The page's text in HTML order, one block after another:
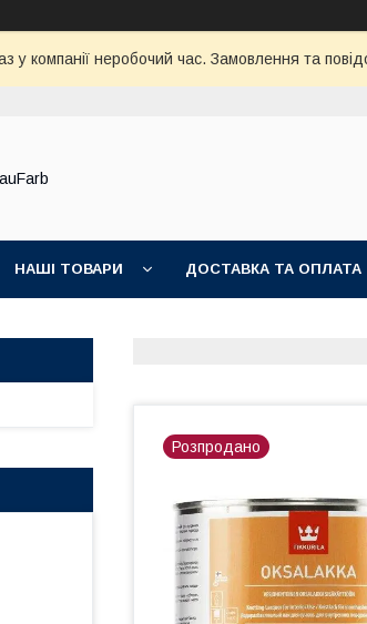
у компанії неробочий час. Замовлення та
НАШІ ТОВАРИ ДОСТАВКА ТА ОПЛАТА
Розпродано